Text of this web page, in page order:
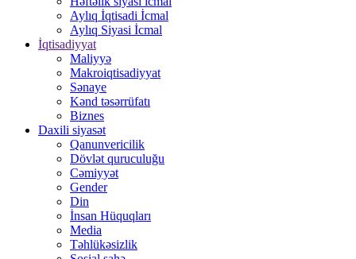
Aylıq İqtisadi İcmal
Aylıq Siyasi İcmal
İqtisadiyyat
Maliyyə
Makroiqtisadiyyat
Sənaye
Kənd təsərrüfatı
Biznes
Daxili siyasət
Qanunvericilik
Dövlət quruculuğu
Cəmiyyət
Gender
Din
İnsan Hüquqları
Media
Təhlükəsizlik